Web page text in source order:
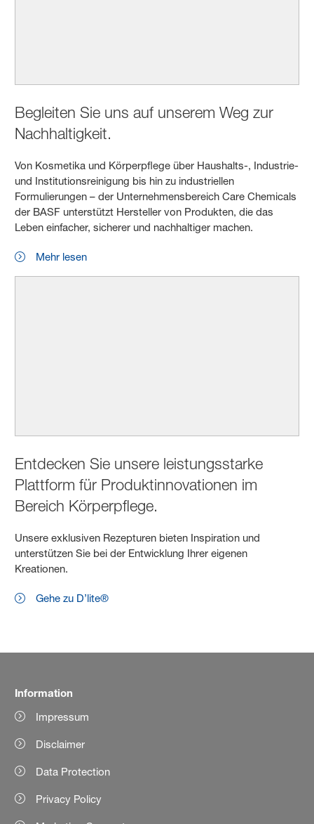
Begleiten Sie uns auf unserem Weg zur
Nachhaltigkeit.
Von Kosmetika und Körperpflege über Haushalts-, Industrie-
und Institutionsreinigung bis hin zu industriellen
Formulierungen – der Unternehmensbereich Care Chemicals
der BASF unterstützt Hersteller von Produkten, die das
Leben einfacher, sicherer und nachhaltiger machen.
Mehr lesen
Entdecken Sie unsere leistungsstarke
Plattform für Produktinnovationen im
Bereich Körperpflege.
Unsere exklusiven Rezepturen bieten Inspiration und
unterstützen Sie bei der Entwicklung Ihrer eigenen
Kreationen.
Gehe zu D’lite®
Information
Impressum
Disclaimer
Data Protection
Privacy Policy